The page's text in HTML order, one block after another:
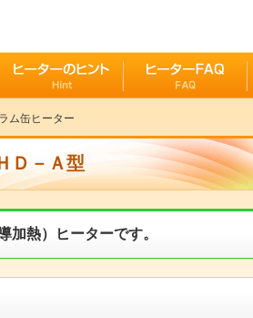
ム缶ヒーター
Ｄ－Ａ型
加熱）ヒーターです。